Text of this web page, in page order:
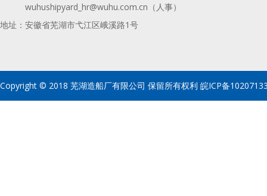
wuhushipyard_hr@wuhu.com.cn （人事）
地址：安徽省芜湖市弋江区峨溪路1号
Copyright © 2018 芜湖造船厂有限公司 保留所有权利 皖ICP备